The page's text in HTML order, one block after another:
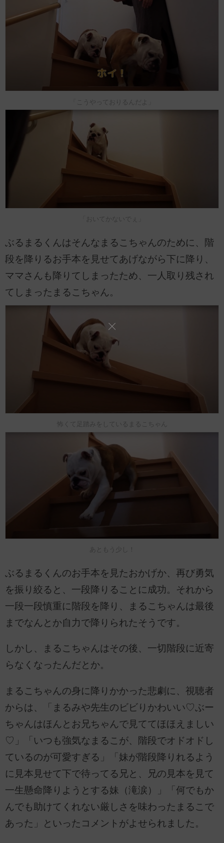
「こうやっておりるんだよ」
「おいてかないでぇ」
ぶるまるくんはそんなまるこちゃんのために、階
段を降りるお手本を見せてあげながら下に降り、
ママさんも降りてしまったため、一人取り残され
てしまったまるこちゃん。
怖くて足踏みをしているまるこちゃん
あともう少し！
ぶるまるくんのお手本を見たおかげか、再び勇気
を振り絞ると、一段降りることに成功。それから
一段一段慎重に階段を降り、まるこちゃんは最後
までなんとか自力で降りられたそうです。
しかし、まるこちゃんはその後、一切階段に近寄
らなくなったんだとか。
まるこちゃんの身に降りかかった悲劇に、視聴者
からは、「まるみや先生のビビりかわいい♡ぶー
ちゃんはほんとお兄ちゃんで見ててほほえましい
♡」「いつも強気なまるこが、階段でオドオドし
ているのが可愛すぎる」「妹が階段降りれるよう
に見本見せて下で待ってる兄と、兄の見本を見て
一生懸命降りようとする妹（滝涙）」「何でもか
んでも助けてくれない厳しさを味わったまるこで
あった」といったコメントがよせられました。